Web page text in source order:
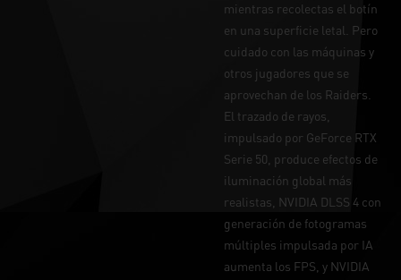
mientras recolectas el botín
en una superficie letal. Pero
cuidado con las máquinas y
otros jugadores que se
aprovechan de los Raiders.
El trazado de rayos,
impulsado por GeForce RTX
Serie 50, produce efectos de
iluminación global más
realistas, NVIDIA DLSS 4 con
generación de fotogramas
múltiples impulsada por IA
aumenta los FPS, y NVIDIA